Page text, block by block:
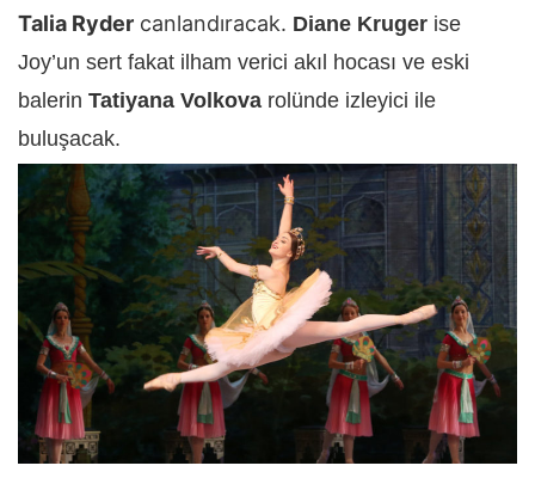
Talia Ryder canlandıracak. Diane Kruger ise
Joy’un sert fakat ilham verici akıl hocası ve eski
balerin Tatiyana Volkova rolünde izleyici ile
buluşacak.